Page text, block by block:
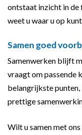
ontstaat inzicht in de
weet u waar u op
Samen goed
Samenwerken blijft
vraagt om passende
belangrijkste punten,
prettige
Wilt u samen met